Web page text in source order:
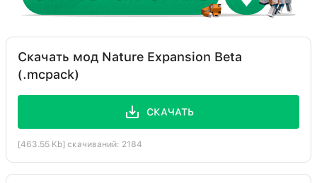
Скачать мод Nature Expansion Beta
(.mcpack)
СКАЧАТЬ
[463.55 Kb] скачиваний: 2184